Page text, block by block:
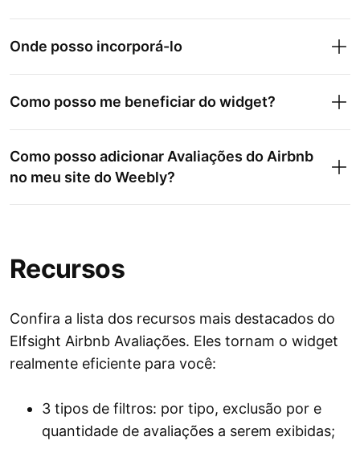
Onde posso incorporá-lo
Como posso me beneficiar do widget?
Como posso adicionar Avaliações do Airbnb
no meu site do Weebly?
Recursos
Confira a lista dos recursos mais destacados do
Elfsight Airbnb Avaliações. Eles tornam o widget
realmente eficiente para você:
3 tipos de filtros: por tipo, exclusão por e
quantidade de avaliações a serem exibidas;